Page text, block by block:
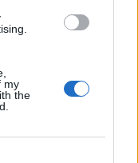
my
the
europenii au
au fost ale
Bruno Guimaraes,
Endrick n-au fost
va întâlni